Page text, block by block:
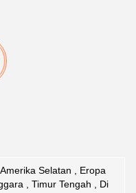
Selatan , Eropa
, Timur Tengah , Di